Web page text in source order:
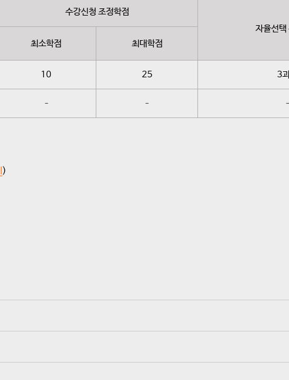
수강신청 조정학점
자율선택
최소학점
최대학점
10 25 3
– –
)